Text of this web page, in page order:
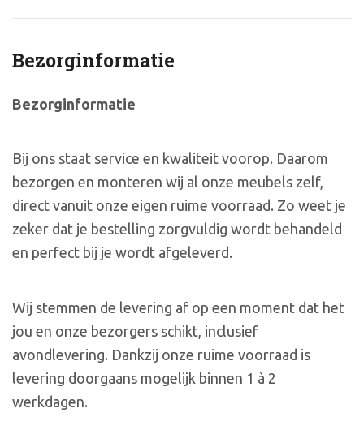
Bezorginformatie
Bezorginformatie
Bij ons staat service en kwaliteit voorop. Daarom
bezorgen en monteren wij al onze meubels zelf,
direct vanuit onze eigen ruime voorraad. Zo weet je
zeker dat je bestelling zorgvuldig wordt behandeld
en perfect bij je wordt afgeleverd.
Wij stemmen de levering af op een moment dat het
jou en onze bezorgers schikt, inclusief
avondlevering. Dankzij onze ruime voorraad is
levering doorgaans mogelijk binnen 1 à 2
werkdagen.